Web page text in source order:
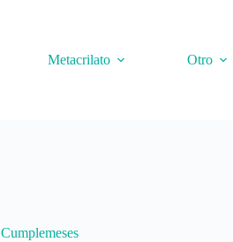
Metacrilato Otro
Cumplemeses